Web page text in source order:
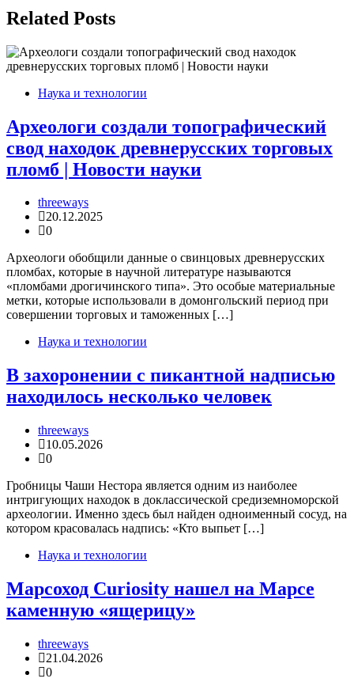
Related Posts
Наука и технологии
Археологи создали топографический
свод находок древнерусских торговых
пломб | Новости науки
threeways
20.12.2025
0
Археологи обобщили данные о свинцовых древнерусских
пломбах, которые в научной литературе называются
«пломбами дрогичинского типа». Это особые материальные
метки, которые использовали в домонгольский период при
совершении торговых и таможенных […]
Наука и технологии
В захоронении с пикантной надписью
находилось несколько человек
threeways
10.05.2026
0
Гробницы Чаши Нестора является одним из наиболее
интригующих находок в доклассической средиземноморской
археологии. Именно здесь был найден одноименный сосуд, на
котором красовалась надпись: «Кто выпьет […]
Наука и технологии
Марсоход Curiosity нашел на Марсе
каменную «ящерицу»
threeways
21.04.2026
0